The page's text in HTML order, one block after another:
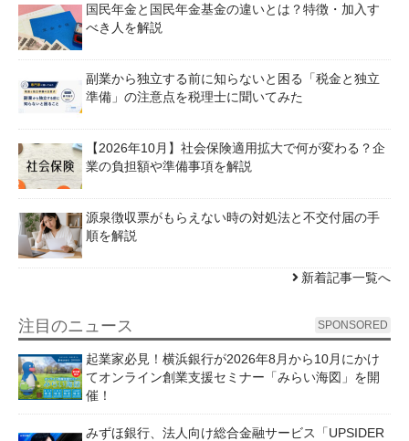
国民年金と国民年金基金の違いとは？特徴・加入す
べき人を解説
副業から独立する前に知らないと困る「税金と独立
準備」の注意点を税理士に聞いてみた
【2026年10月】社会保険適用拡大で何が変わる？企
業の負担額や準備事項を解説
源泉徴収票がもらえない時の対処法と不交付届の手
順を解説
新着記事一覧へ
注目のニュース SPONSORED
起業家必見！横浜銀行が2026年8月から10月にかけ
てオンライン創業支援セミナー「みらい海図」を開
催！
みずほ銀行、法人向け総合金融サービス「UPSIDER